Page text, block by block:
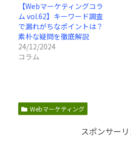
【Webマーケティングコラ
ム vol.62】キーワード調査
で漏れがちなポイントは？
素朴な疑問を徹底解説
24/12/2024
コラム
Webマーケティング
スポンサー